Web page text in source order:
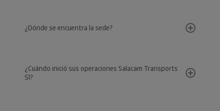
¿Dónde se encuentra la sede?
¿Cuándo inició sus operaciones Salacam Transports
Sl?